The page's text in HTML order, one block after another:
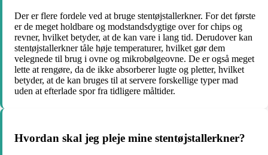
Der er flere fordele ved at bruge stentøjstallerkner. For det første
er de meget holdbare og modstandsdygtige over for chips og
revner, hvilket betyder, at de kan vare i lang tid. Derudover kan
stentøjstallerkner tåle høje temperaturer, hvilket gør dem
velegnede til brug i ovne og mikrobølgeovne. De er også meget
lette at rengøre, da de ikke absorberer lugte og pletter, hvilket
betyder, at de kan bruges til at servere forskellige typer mad
uden at efterlade spor fra tidligere måltider.
Hvordan skal jeg pleje mine stentøjstallerkner?